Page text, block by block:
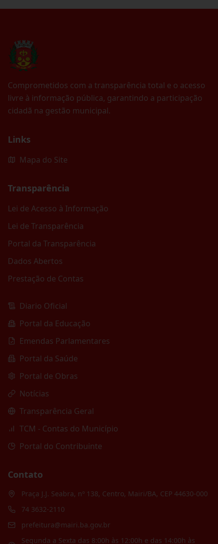
Comprometidos com a transparência total e o acesso
livre à informação pública, garantindo a participação
cidadã na gestão municipal.
Links
Mapa do Site
Transparência
Lei de Acesso à Informação
Lei de Transparência
Portal da Transparência
Dados Abertos
Prestação de Contas
Diario Oficial
Portal da Educação
Emendas Parlamentares
Portal da Saúde
Portal de Obras
Notícias
Transparência Geral
TCM - Contas do Município
Portal do Contribuinte
Contato
Praça J.J. Seabra, nº 138, Centro, Mairi/BA, CEP 44630-000
74 3632-2110
prefeitura@mairi.ba.gov.br
Segunda a Sexta das 8:00h às 12:00h e das 14:00h às